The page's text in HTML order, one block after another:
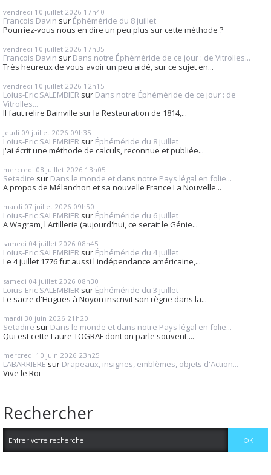
vendredi 10 juillet 2026 17h40
François Davin sur Éphéméride du 8 juillet
Pourriez-vous nous en dire un peu plus sur cette méthode ?
vendredi 10 juillet 2026 17h35
François Davin sur Dans notre Éphéméride de ce jour : de Vitrolles...
Très heureux de vous avoir un peu aidé, sur ce sujet en...
vendredi 10 juillet 2026 12h15
Loius-Eric SALEMBIER sur Dans notre Éphéméride de ce jour : de
Vitrolles...
Il faut relire Bainville sur la Restauration de 1814,...
jeudi 09 juillet 2026 09h35
Loius-Eric SALEMBIER sur Éphéméride du 8 juillet
j'ai écrit une méthode de calculs, reconnue et publiée...
mercredi 08 juillet 2026 13h05
Setadire sur Dans le monde et dans notre Pays légal en folie...
A propos de Mélanchon et sa nouvelle France La Nouvelle...
mardi 07 juillet 2026 09h50
Loius-Eric SALEMBIER sur Éphéméride du 6 juillet
A Wagram, l'Artillerie (aujourd'hui, ce serait le Génie...
samedi 04 juillet 2026 08h45
Loius-Eric SALEMBIER sur Éphéméride du 4 juillet
Le 4 juillet 1776 fut aussi l'indépendance américaine,...
samedi 04 juillet 2026 08h30
Loius-Eric SALEMBIER sur Éphéméride du 3 juillet
Le sacre d'Hugues à Noyon inscrivit son règne dans la...
mardi 30 juin 2026 21h20
Setadire sur Dans le monde et dans notre Pays légal en folie...
Qui est cette Laure TOGRAF dont on parle souvent....
mercredi 10 juin 2026 23h25
LABARRIERE sur Drapeaux, insignes, emblèmes, objets d'Action...
Vive le Roi
Rechercher